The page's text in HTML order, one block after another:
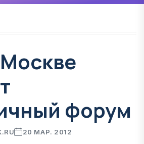
форум
20 МАР. 2012